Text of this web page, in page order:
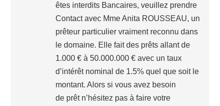
êtes interdits Bancaires, veuillez prendre
Contact avec Mme Anita ROUSSEAU, un
prêteur particulier vraiment reconnu dans
le domaine. Elle fait des prêts allant de
1.000 € à 50.000.000 € avec un taux
d’intérêt nominal de 1.5% quel que soit le
montant. Alors si vous avez besoin
de prêt n’hésitez pas à faire votre